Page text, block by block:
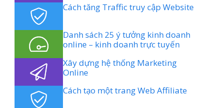
Cách tăng Traffic truy cập Website
Danh sách 25 ý tưởng kinh doanh
online – kinh doanh trực tuyến
Xây dựng hệ thống Marketing
Online
Cách tạo một trang Web Affiliate